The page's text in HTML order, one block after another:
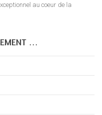
au coeur de la
…